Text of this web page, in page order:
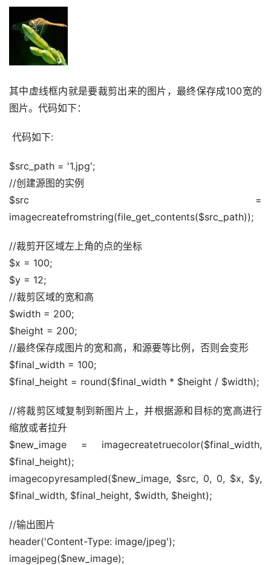
其中虚线框内就是要裁剪出来的图片，最终保存成100宽的
图片。代码如下：
代码如下:
$src_path = '1.jpg';
//创建源图的实例
$src =
imagecreatefromstring(file_get_contents($src_path));
//裁剪开区域左上角的点的坐标
$x = 100;
$y = 12;
//裁剪区域的宽和高
$width = 200;
$height = 200;
//最终保存成图片的宽和高，和源要等比例，否则会变形
$final_width = 100;
$final_height = round($final_width * $height / $width);
//将裁剪区域复制到新图片上，并根据源和目标的宽高进行
缩放或者拉升
$new_image = imagecreatetruecolor($final_width,
$final_height);
imagecopyresampled($new_image, $src, 0, 0, $x, $y,
$final_width, $final_height, $width, $height);
//输出图片
header('Content-Type: image/jpeg');
imagejpeg($new_image);